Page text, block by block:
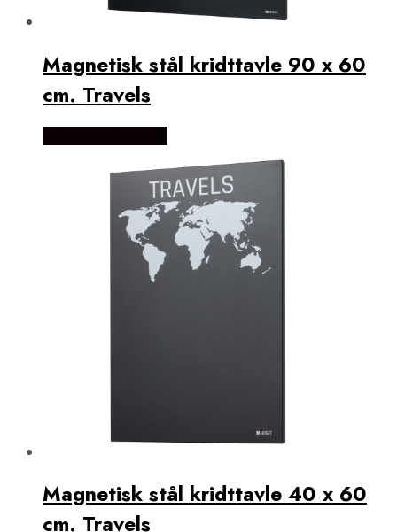
Magnetisk stål kridttavle 90 x 60
cm. Travels
Magnetisk stål kridttavle 40 x 60
cm. Travels